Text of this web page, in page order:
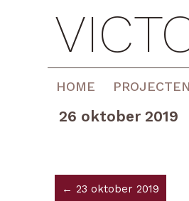
HOME PROJECTEN
26 oktober 2019
← 23 oktober 2019